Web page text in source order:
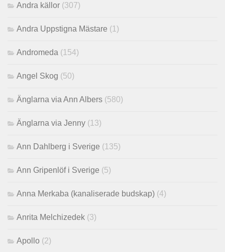
Andra källor (307)
Andra Uppstigna Mästare (1)
Andromeda (154)
Angel Skog (50)
Änglarna via Ann Albers (580)
Änglarna via Jenny (13)
Ann Dahlberg i Sverige (135)
Ann Gripenlöf i Sverige (5)
Anna Merkaba (kanaliserade budskap) (4)
Anrita Melchizedek (3)
Apollo (2)